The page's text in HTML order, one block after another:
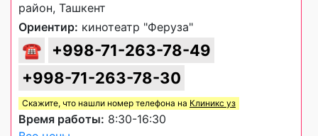
район, Ташкент
Ориентир: кинотеатр "Феруза"
☎
+998-71-263-78-49
+998-71-263-78-30
Скажите, что нашли номер телефона на Клиникс уз
Время работы: 8:30-16:30